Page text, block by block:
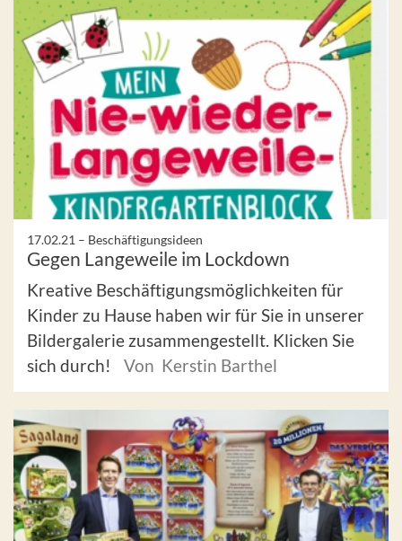
17.02.21 – Beschäftigungsideen
Gegen Langeweile im Lockdown
Kreative Beschäftigungsmöglichkeiten für
Kinder zu Hause haben wir für Sie in unserer
Bildergalerie zusammengestellt. Klicken Sie
sich durch!
Von Kerstin Barthel